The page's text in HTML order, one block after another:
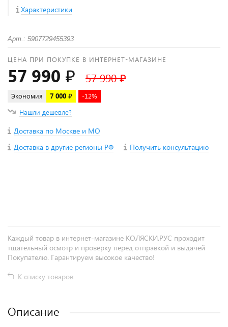
Характеристики
Арт.: 5907729455393
ЦЕНА ПРИ ПОКУПКЕ В ИНТЕРНЕТ-МАГАЗИНЕ
57 990 ₽ 57 990 ₽
Экономия 7 000 ₽
-12%
Нашли дешевле?
Доставка по Москве и МО
Доставка в другие регионы РФ
Получить консультацию
Каждый товар в интернет-магазине КОЛЯСКИ.РУС проходит
тщательный осмотр и проверку перед отправкой и выдачей
Покупателю. Гарантируем высокое качество!
К списку товаров
Описание